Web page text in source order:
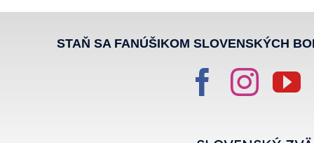
STAŇ SA FANÚŠIKOM SLOVENSKÝCH